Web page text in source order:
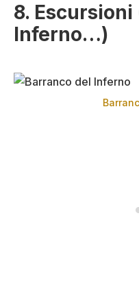
8.
Inferno…)